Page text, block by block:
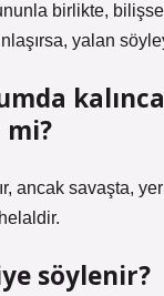
birlikte,
yalan
ancak savaşta,
söylenir?